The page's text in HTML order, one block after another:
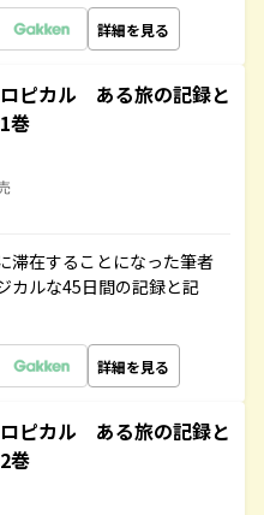
詳細を見る
ピカル ある旅の記録と
巻
滞在することになった筆者
カルな45日間の記録と記
詳細を見る
ピカル ある旅の記録と
巻